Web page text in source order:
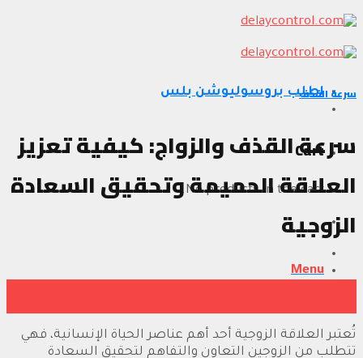
Skip
to
content
اطلب بروسوليوشن بلس
Cart
No products in the cart.
Menu
سرعة القذف
سرعة القذف والزواج: كيفية تعزيز
العلاقة الحميمة وتحقيق السعادة
الزوجية
تُعتبر العلاقة الزوجية أحد أهم عناصر الحياة الإنسانية، فهي
تتطلب من الزوجين التعاون والتفاهم لتحقيق السعادة